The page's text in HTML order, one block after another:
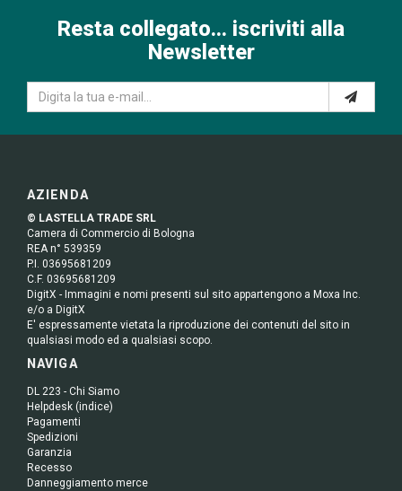
Resta collegato... iscriviti alla
Newsletter
AZIENDA
© LASTELLA TRADE SRL
Camera di Commercio di Bologna
REA n° 539359
P.I. 03695681209
C.F. 03695681209
DigitX - Immagini e nomi presenti sul sito appartengono a Moxa Inc.
e/o a DigitX
E' espressamente vietata la riproduzione dei contenuti del sito in
qualsiasi modo ed a qualsiasi scopo.
NAVIGA
DL 223 - Chi Siamo
Helpdesk (indice)
Pagamenti
Spedizioni
Garanzia
Recesso
Danneggiamento merce